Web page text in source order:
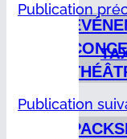
Publication
Publication